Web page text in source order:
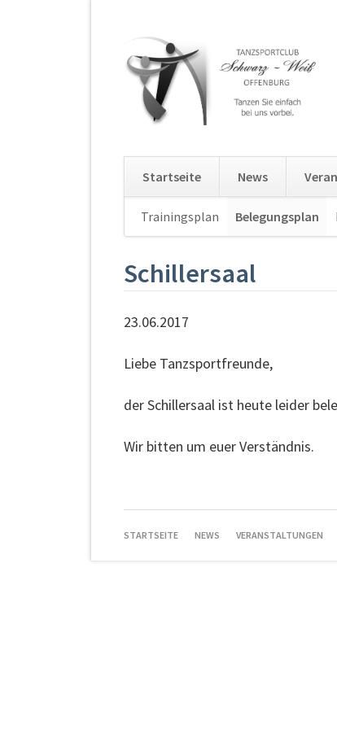
Startseite News
überspringen
Trainingsplan Belegungsplan
Schillersaal
23.06.2017
Liebe Tanzsportfreunde,
der Schillersaal ist heute leider
Wir bitten um euer Verständnis.
NAVIGATION
STARTSEITE NEWS VERANSTALTUNGEN